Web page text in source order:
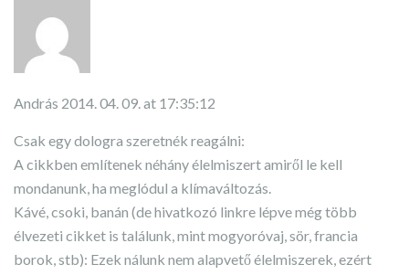
András 2014. 04. 09. at 17:35:12
Csak egy dologra szeretnék reagálni:
A cikkben említenek néhány élelmiszert amiről le kell
mondanunk, ha meglódul a klímaváltozás.
Kávé, csoki, banán (de hivatkozó linkre lépve még több
élvezeti cikket is találunk, mint mogyoróvaj, sör, francia
borok, stb): Ezek nálunk nem alapvető élelmiszerek, ezért